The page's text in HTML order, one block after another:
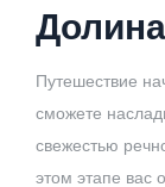
Путешествие
сможете
свежестью
этом этапе вас